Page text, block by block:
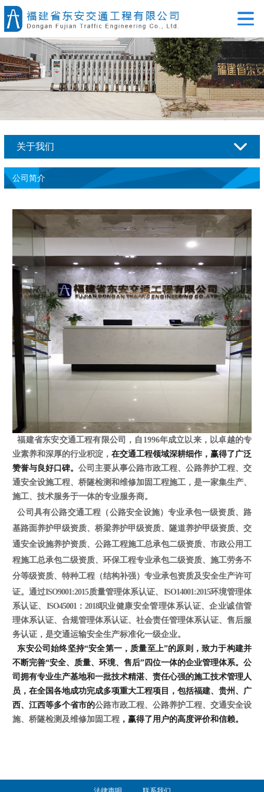
关于我们
公司简介
福建省东安交通工程有限公司，自1996年成立以来，以卓越的专
业素养和深厚的行业积淀， 在交通工程领域深耕细作，赢得了广泛
赞誉与良好口碑。 公司主要从事公路市政工程、公路养护工程、交
通安全设施工程、桥隧检测和维修加固工程施工，是一家集生产、
施工、技术服务于一体的专业服务商。
公司具有公路交通工程（公路安全设施）专业承包一级资质、路
基路面养护甲级资质、桥梁养护甲级资质、隧道养护甲级资质、交
通安全设施养护资质、公路工程施工总承包二级资质、市政公用工
程施工总承包二级资质、环保工程专业承包二级资质、施工劳务不
分等级资质、特种工程（结构补强）专业承包资质及安全生产许可
证。通过ISO9001:2015质量管理体系认证、 ISO14001:2015环境管理体
系认证、 ISO45001：2018职业健康安全管理体系认证、企业诚信管
理体系认证、合规管理体系认证、社会责任管理体系认证、售后服
务认证，是交通运输安全生产标准化一级企业。
东安公司始终坚持“安全第一，质量至上”的原则，致力于构建并
不断完善“安全、质量、环境、售后”四位一体的企业管理体系。公
司拥有专业生产基地和一批技术精湛、责任心强的施工技术管理人
员，在全国各地成功完成多项重大工程项目，包括福建、贵州、广
西、江西等多个省市的公路市政工程、公路养护工程、交通安全设
施、桥隧检测及维修加固工程 ，赢得了用户的高度评价和信赖。